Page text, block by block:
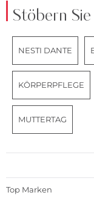
Stöbern
NESTI DANTE
KÖRPERPFLEGE
MUTTERTAG
Top Marken